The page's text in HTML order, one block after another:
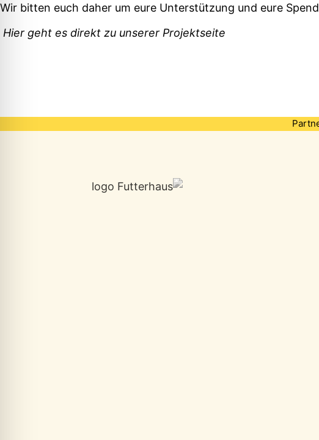
Wir bitten euch daher um eure Unterstützung und eure
Hier geht es direkt zu unserer Projektseite